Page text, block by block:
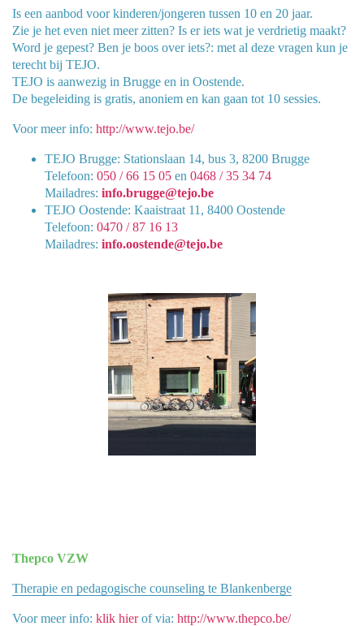
Is een aanbod voor kinderen/jongeren tussen 10 en 20 jaar.
Zie je het even niet meer zitten? Is er iets wat je verdrietig maakt?
Word je gepest? Ben je boos over iets?: met al deze vragen kun je
terecht bij TEJO.
TEJO is aanwezig in Brugge en in Oostende.
De begeleiding is gratis, anoniem en kan gaan tot 10 sessies.
Voor meer info: http://www.tejo.be/
TEJO Brugge: Stationslaan 14, bus 3, 8200 Brugge
Telefoon: 050 / 66 15 05 en 0468 / 35 34 74
Mailadres: info.brugge@tejo.be
TEJO Oostende: Kaaistraat 11, 8400 Oostende
Telefoon: 0470 / 87 16 13
Mailadres: info.oostende@tejo.be
Thepco VZW
Therapie en pedagogische counseling te Blankenberge
Voor meer info: klik hierof via: http://www.thepco.be/